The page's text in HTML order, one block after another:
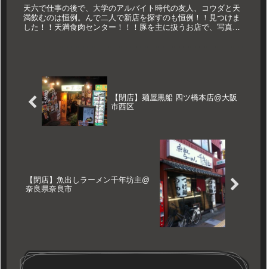
天六で仕事の後で、大学のアルバイト時代の友人、コウダと天
満飲むのは恒例。んで二人で新店を探すのも恒例！！見つけま
した！！天満食肉センター！！！豚を主に扱うお店で、写真は
【閉店】麺屋黒船 四ツ橋本店@大阪
市西区
【閉店】魚出しラーメン千年坊主@
奈良県奈良市